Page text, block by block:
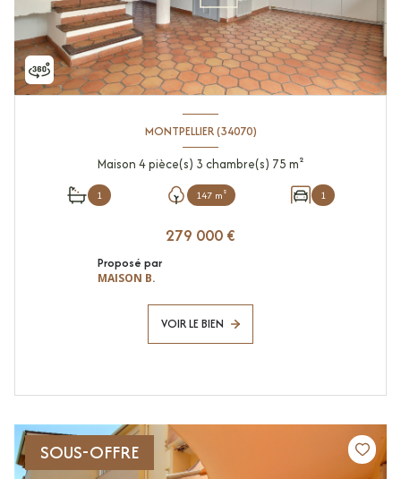
MONTPELLIER (34070)
Maison 4 pièce(s) 3 chambre(s) 75 m²
1 147 m² 1
279 000 €
Proposé par
MAISON B.
VOIR LE BIEN
SOUS-OFFRE